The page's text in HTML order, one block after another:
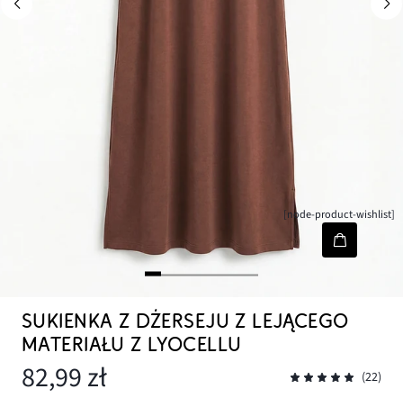
[node-product-wishlist]
SUKIENKA Z DŻERSEJU Z LEJĄCEGO
MATERIAŁU Z LYOCELLU
82,99 zł (22)